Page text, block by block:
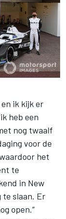
ik kijk er
heb een
nog twaalf
voor de
het
te
in New
te slaan. Er
open.”